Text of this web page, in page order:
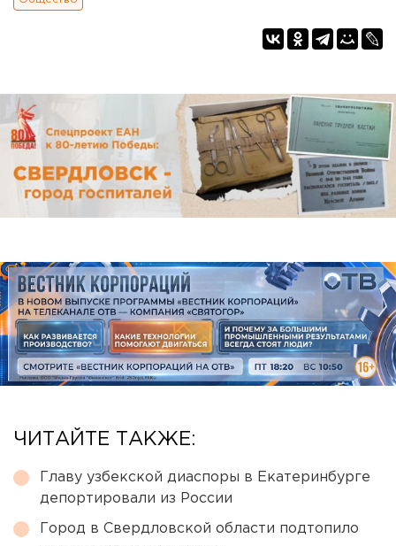
ЧИТАЙТЕ ТАКЖЕ:
Главу узбекской диаспоры в Екатеринбурге
депортировали из России
Город в Свердловской области подтопило